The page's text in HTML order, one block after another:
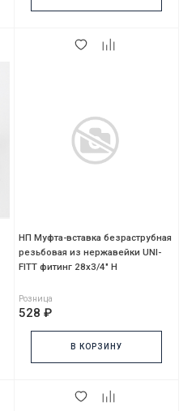
НП Муфта-вставка безраструбная
резьбовая из нержавейки UNI-
FITT фитинг 28х3/4" Н
Розница
528 ₽
В КОРЗИНУ